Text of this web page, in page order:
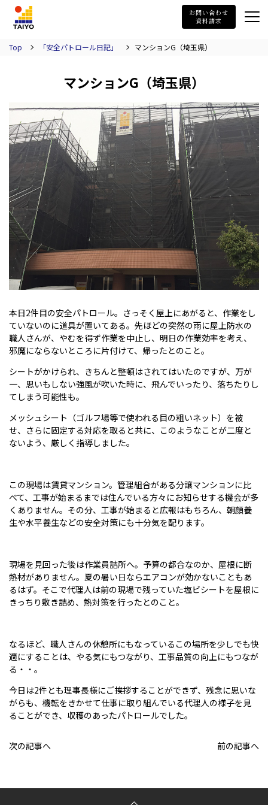
お問い合わせ
資料請求
Top 「安全パトロール日記」 マンションG（埼玉県）
マンションG（埼玉県）
本日2件目の安全パトロール。さっそく屋上にあがると、作業をし
ていないのに道具が置いてある。先ほどの突然の雨に屋上防水の
職人さんが、やむを得ず作業を中止し、明日の作業効率を考え、
邪魔にならないところに片付けて、帰ったとのこと。
シートがかけられ、きちんと整頓はされてはいたのですが、万が
一、思いもしない強風が吹いた時に、飛んでいったり、落ちたりし
てしまう可能性も。
メッシュシート（ゴルフ場等で使われる目の粗いネット）を被
せ、さらに固定する対応を取ると共に、このようなことが二度と
ないよう、厳しく指導しました。
この現場は賃貸マンション。管理組合がある分譲マンションに比
べて、工事が始まるまでは住んでいる方々にお知らせする機会が多
くありません。その分、工事が始まると広報はもちろん、朝顔養
生や水平養生などの安全対策にも十分気を配ります。
現場を見回った後は作業員詰所へ。予算の都合なのか、屋根に断
熱材がありません。夏の暑い日ならエアコンが効かないこともあ
るはず。そこで代理人は前の現場で残っていた塩ビシートを屋根に
きっちり敷き詰め、熱対策を行ったとのこと。
なるほど、職人さんの休憩所にもなっているこの場所を少しでも快
適にすることは、やる気にもつながり、工事品質の向上にもつなが
る・・。
今日は2件とも理事長様にご挨拶することができず、残念に思いな
がらも、機転をきかせて仕事に取り組んでいる代理人の様子を見
ることができ、収穫のあったパトロールでした。
前の記事へ
次の記事へ